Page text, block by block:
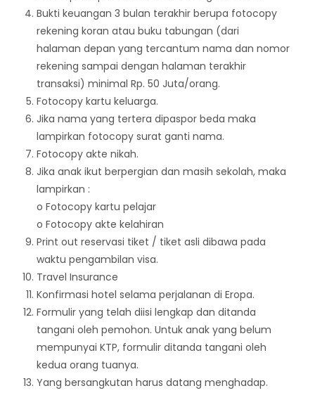
Bukti keuangan 3 bulan terakhir berupa fotocopy
rekening koran atau buku tabungan (dari
halaman depan yang tercantum nama dan nomor
rekening sampai dengan halaman terakhir
transaksi) minimal Rp. 50 Juta/orang.
Fotocopy kartu keluarga.
Jika nama yang tertera dipaspor beda maka
lampirkan fotocopy surat ganti nama.
Fotocopy akte nikah.
Jika anak ikut berpergian dan masih sekolah, maka
lampirkan :
o Fotocopy kartu pelajar
o Fotocopy akte kelahiran
Print out reservasi tiket / tiket asli dibawa pada
waktu pengambilan visa.
Travel Insurance
Konfirmasi hotel selama perjalanan di Eropa.
Formulir yang telah diisi lengkap dan ditanda
tangani oleh pemohon. Untuk anak yang belum
mempunyai KTP, formulir ditanda tangani oleh
kedua orang tuanya.
Yang bersangkutan harus datang menghadap.